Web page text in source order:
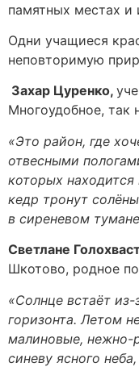
памятных местах и
Одни учащиеся
неповторимую
Захар Цуренко,
Многоудобное, так
«Это район, где
отвесными
которых
кедр тронут
в сиреневом
Светлане
Шкотово, родное
«Солнце встаёт из-
горизонта. Летом
малиновые, нежно-
синеву ясного